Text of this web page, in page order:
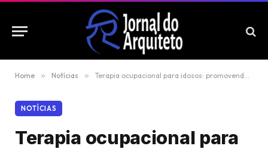
Home » Notícias » Terapia ocupacional para idosos: promovendo bem-estar e qualidade de vida Por Richard Otterloo
NOTÍCIAS
Terapia ocupacional para